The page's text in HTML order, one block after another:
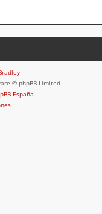
© phpBB Limited
España